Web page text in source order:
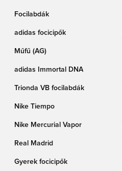
Focilabdák
adidas focicipők
Műfű (AG)
adidas Immortal DNA
Trionda VB focilabdák
Nike Tiempo
Nike Mercurial Vapor
Real Madrid
Gyerek focicipők